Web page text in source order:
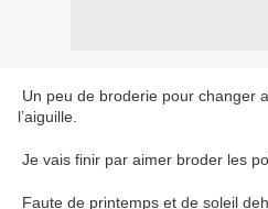
Un peu de broderie pour changer
l’aiguille.
Je vais finir par aimer broder les
Faute de printemps et de soleil